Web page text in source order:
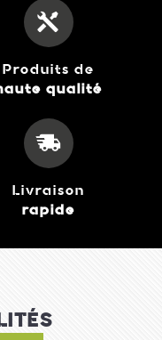
Produits de
qualité
Livraison
rapide